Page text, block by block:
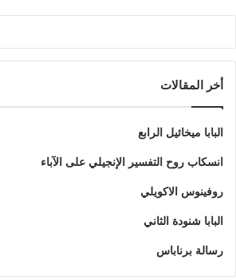
أخر المقالات
البابا ميخائيل الرابع
انسكاب روح التفسير الإنجيلي على الآباء
روفينوس الاكويلي
البابا شنودة الثاني
رسالة برناباس